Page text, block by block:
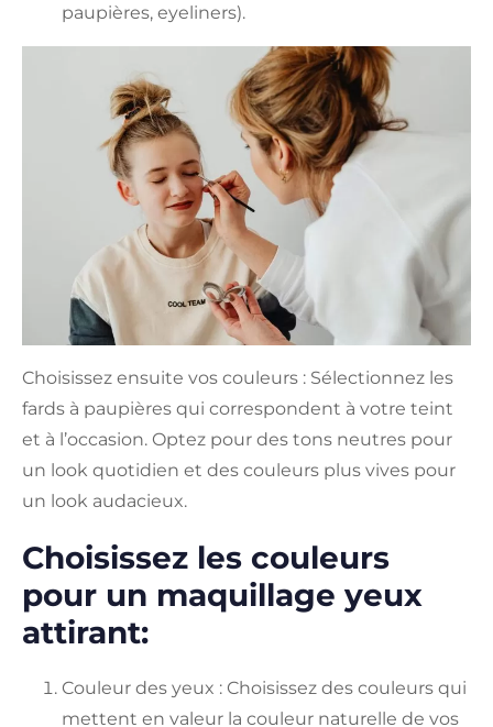
paupières, eyeliners).
Choisissez ensuite vos couleurs : Sélectionnez les
fards à paupières qui correspondent à votre teint
et à l’occasion. Optez pour des tons neutres pour
un look quotidien et des couleurs plus vives pour
un look audacieux.
Choisissez les couleurs
pour un maquillage yeux
attirant:
Couleur des yeux : Choisissez des couleurs qui
mettent en valeur la couleur naturelle de vos